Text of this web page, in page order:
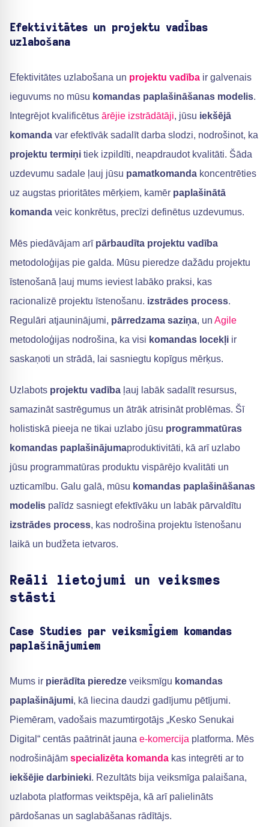
Efektivitātes un projektu vadības
uzlabošana
Efektivitātes uzlabošana un projektu vadība ir galvenais
ieguvums no mūsu komandas paplašināšanas modelis.
Integrējot kvalificētus ārējie izstrādātāji, jūsu iekšējā
komanda var efektīvāk sadalīt darba slodzi, nodrošinot, ka
projektu termiņi tiek izpildīti, neapdraudot kvalitāti. Šāda
uzdevumu sadale ļauj jūsu pamatkomanda koncentrēties
uz augstas prioritātes mērķiem, kamēr paplašinātā
komanda veic konkrētus, precīzi definētus uzdevumus.
Mēs piedāvājam arī pārbaudīta projektu vadība
metodoloģijas pie galda. Mūsu pieredze dažādu projektu
īstenošanā ļauj mums ieviest labāko praksi, kas
racionalizē projektu īstenošanu. izstrādes process.
Regulāri atjauninājumi, pārredzama saziņa, un Agile
metodoloģijas nodrošina, ka visi komandas locekļi ir
saskaņoti un strādā, lai sasniegtu kopīgus mērķus.
Uzlabots projektu vadība ļauj labāk sadalīt resursus,
samazināt sastrēgumus un ātrāk atrisināt problēmas. Šī
holistiskā pieeja ne tikai uzlabo jūsu programmatūras
komandas paplašinājumaproduktivitāti, kā arī uzlabo
jūsu programmatūras produktu vispārējo kvalitāti un
uzticamību. Galu galā, mūsu komandas paplašināšanas
modelis palīdz sasniegt efektīvāku un labāk pārvaldītu
izstrādes process, kas nodrošina projektu īstenošanu
laikā un budžeta ietvaros.
Reāli lietojumi un veiksmes
stāsti
Case Studies par veiksmīgiem komandas
paplašinājumiem
Mums ir pierādīta pieredze veiksmīgu komandas
paplašinājumi, kā liecina daudzi gadījumu pētījumi.
Piemēram, vadošais mazumtirgotājs „Kesko Senukai
Digital“ centās paātrināt jauna e-komercija platforma. Mēs
nodrošinājām specializēta komanda kas integrēti ar to
iekšējie darbinieki. Rezultāts bija veiksmīga palaišana,
uzlabota platformas veiktspēja, kā arī palielināts
pārdošanas un saglabāšanas rādītājs.